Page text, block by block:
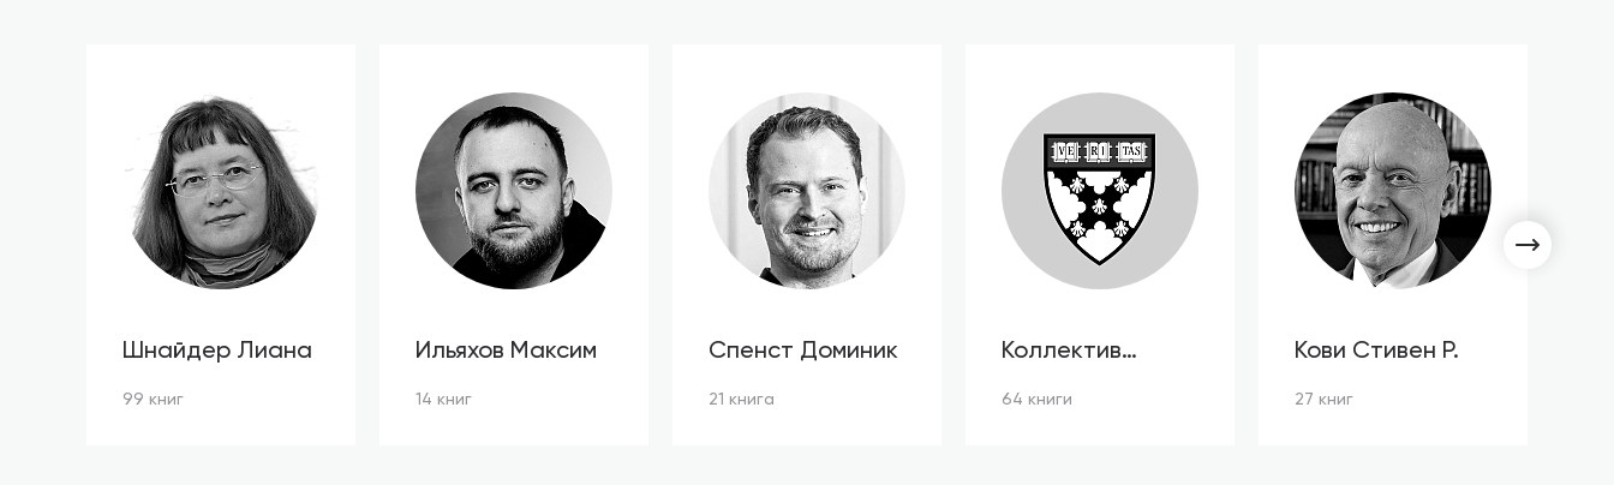
Шнайдер Лиана
99 книг
Ильяхов Максим
14 книг
Спенст Доминик
21 книга
Коллектив
64 книги
Кови Стивен Р.
27 книг